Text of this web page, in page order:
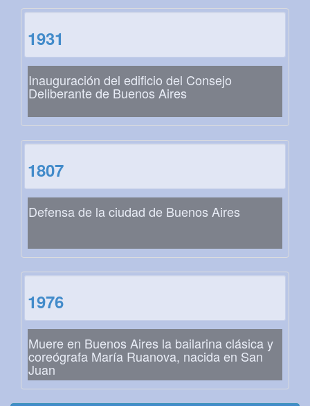
1931
Inauguración del edificio del Consejo
Deliberante de Buenos Aires
1807
Defensa de la ciudad de Buenos Aires
1976
Muere en Buenos Aires la bailarina clásica y
coreógrafa María Ruanova, nacida en San
Juan